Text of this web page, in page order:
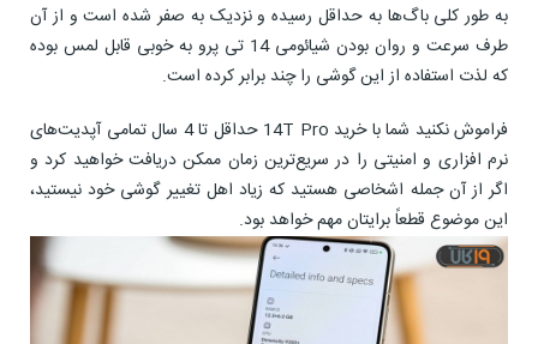
به طور کلی باگ‌ها به حداقل رسیده و نزدیک به صفر شده است و از آن
طرف سرعت و روان بودن شیائومی 14 تی پرو به خوبی قابل لمس بوده
که لذت استفاده از این گوشی را چند برابر کرده است.
فراموش نکنید شما با خرید 14T Pro حداقل تا 4 سال تمامی آپدیت‌های
نرم افزاری و امنیتی را در سریع‌ترین زمان ممکن دریافت خواهید کرد و
اگر از آن جمله اشخاصی هستید که زیاد اهل تغییر گوشی خود نیستید،
این موضوع قطعاً برایتان مهم خواهد بود.